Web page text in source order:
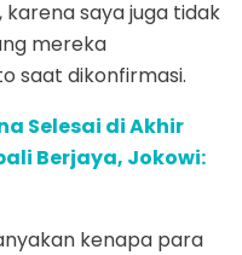
karena saya juga tidak
mereka
saat dikonfirmasi.
Selesai di Akhir
Berjaya, Jokowi:
kenapa para